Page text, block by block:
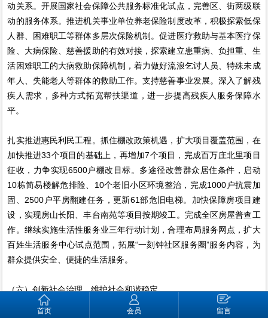
动关系。开展国家社会保障公共服务标准化试点，完善区、街两级联
动的服务体系。推进机关事业单位养老保险制度改革，积极探索低保
人群、困难职工等群体多层次保险机制。促进医疗救助与基本医疗保
险、大病保险、慈善援助的有效对接，探索建立患重病、负担重、生
活困难职工的大病救助保障机制，着力做好流浪乞讨人员、特殊未成
年人、失能老人等群体的救助工作。支持慈善事业发展。深入了解残
疾人需求，多种方式拓宽帮扶渠道，进一步提高残疾人服务保障水
平。
扎实推进惠民利民工程。抓住棚改政策机遇，扩大项目覆盖范围，在
加快推进33个项目的基础上，再增加7个项目，完成百万庄北里项目
征收，力争实现6500户棚改目标。多途径改善群众居住条件，启动
10栋简易楼解危排险、10个老旧小区环境整治，完成1000户抗震加
固、2500户平房翻建任务，更新61部危旧电梯。加快保障房项目建
设，实现房山长阳、丰台南苑等项目按期竣工。完成全区房屋普查工
作。继续实施生活性服务业三年行动计划，合理布局服务网点，扩大
百姓生活服务中心试点范围，拓展“一刻钟社区服务圈”服务内容，为
群众提供安全、便捷的生活服务。
（六）创新社会治理，维护社会和谐稳定
首页 会员 留言